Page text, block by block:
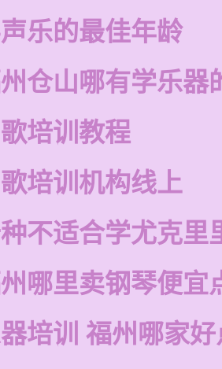
乐的最佳年龄
仓山哪有学乐器
培训教程
培训机构线上
不适合学尤克里
哪里卖钢琴便宜
培训 福州哪家好